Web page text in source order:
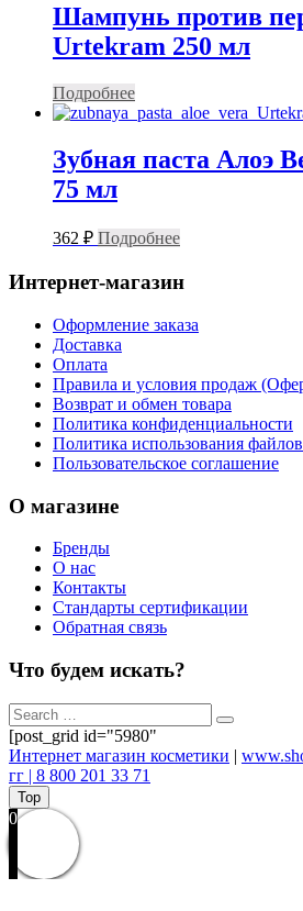
Шампунь против
Urtekram 250 мл
Подробнее
Зубная паста Алоэ
75 мл
362 ₽ Подробнее
Интернет-магазин
Оформление заказа
Доставка
Оплата
Правила и условия продаж
Возврат и обмен товара
Политика конфиденциальности
Политика использования
Пользовательское соглашение
О магазине
Бренды
О нас
Контакты
Стандарты сертификации
Обратная связь
Что будем искать?
[post_grid id="5980"
Интернет магазин косметики |
гг | 8 800 201 33 71
Top
0